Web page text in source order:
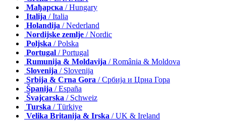
Мађарска / Hungary
Italija / Italia
Holandija / Nederland
Nordijske zemlje / Nordic
Poljska / Polska
Portugal / Portugal
Rumunija & Moldavija / România & Moldova
Slovenija / Slovenija
Srbija & Crna Gora / Србија и Црна Гора
Španija / España
Švajcarska / Schweiz
Turska / Türkiye
Velika Britanija & Irska / UK & Ireland